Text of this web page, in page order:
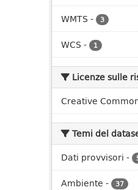
WMTS - 3
WCS - 1
Licenze sulle
Creative
Temi del
Dati provvisori -
Ambiente - 37